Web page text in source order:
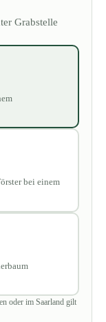
Grabstelle
bei einem
oder im Saarland gilt